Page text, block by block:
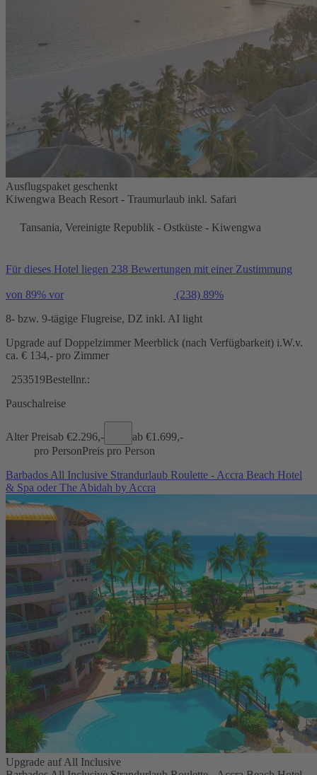
Ausflugspaket geschenkt
Kiwengwa Beach Resort - Traumurlaub inkl. Safari
Tansania, Vereinigte Republik - Ostküste - Kiwengwa
Für dieses Hotel liegen 238 Bewertungen mit einer Zustimmung
von 89% vor (238) 89%
8- bzw. 9-tägige Flugreise, DZ inkl. AI light
Upgrade auf Doppelzimmer Meerblick (nach Verfügbarkeit) i.W.v.
ca. € 134,- pro Zimmer
253519Bestellnr.:
Pauschalreise
Alter Preisab €2.296,- ab €1.699,-
pro PersonPreis pro Person
Barbados All Inclusive Strandurlaub Roulette - Accra Beach Hotel
& Spa oder The Abidah by Accra
Upgrade auf All Inclusive